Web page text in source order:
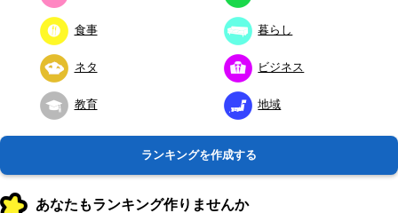
食事 暮らし
ネタ ビジネス
教育 地域
ランキングを作成する
あなたもランキング作りませんか